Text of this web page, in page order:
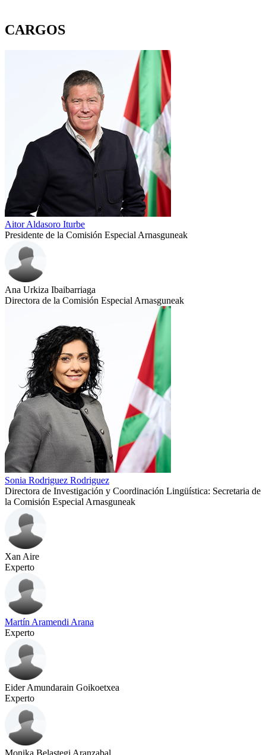
CARGOS
Aitor Aldasoro Iturbe
Presidente de la Comisión Especial Arnasguneak
Ana Urkiza Ibaibarriaga
Directora de la Comisión Especial Arnasguneak
Sonia Rodriguez Rodriguez
Directora de Investigación y Coordinación Lingüística: Secretaria de
la Comisión Especial Arnasguneak
Xan Aire
Experto
Martín Aramendi Arana
Experto
Eider Amundarain Goikoetxea
Experto